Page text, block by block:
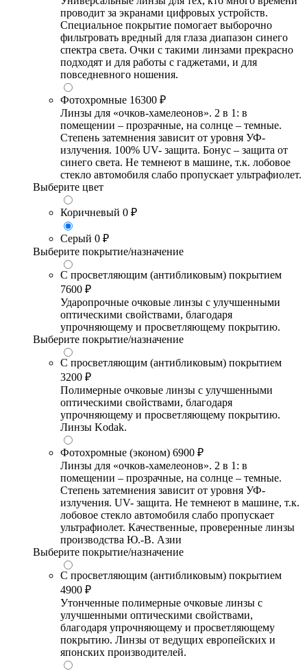
проводит за экранами цифровых устройств.
Специальное покрытие помогает выборочно
фильтровать вредный для глаза диапазон синего
спектра света. Очки с такими линзами прекрасно
подходят и для работы с гаджетами, и для
повседневного ношения.
Фотохромные 16300 ₽
Линзы для «очков-хамелеонов». 2 в 1: в
помещении – прозрачные, на солнце – темные.
Степень затемнения зависит от уровня УФ-
излучения. 100% UV- защита. Бонус – защита от
синего света. Не темнеют в машине, т.к. лобовое
стекло автомобиля слабо пропускает ультрафиолет.
Выберите цвет
Коричневый 0 ₽
Серый 0 ₽
Выберите покрытие/назначение
С просветляющим (антибликовым) покрытием
7600 ₽
Ударопрочные очковые линзы с улучшенными
оптическими свойствами, благодаря
упрочняющему и просветляющему покрытию.
Выберите покрытие/назначение
С просветляющим (антибликовым) покрытием
3200 ₽
Полимерные очковые линзы с улучшенными
оптическими свойствами, благодаря
упрочняющему и просветляющему покрытию.
Линзы Kodak.
Фотохромные (эконом) 6900 ₽
Линзы для «очков-хамелеонов». 2 в 1: в
помещении – прозрачные, на солнце – темные.
Степень затемнения зависит от уровня УФ-
излучения. UV- защита. Не темнеют в машине, т.к.
лобовое стекло автомобиля слабо пропускает
ультрафиолет. Качественные, проверенные линзы
производства Ю.-В. Азии
Выберите покрытие/назначение
С просветляющим (антибликовым) покрытием
4900 ₽
Утонченные полимерные очковые линзы с
улучшенными оптическими свойствами,
благодаря упрочняющему и просветляющему
покрытию. Линзы от ведущих европейских и
японских производителей.